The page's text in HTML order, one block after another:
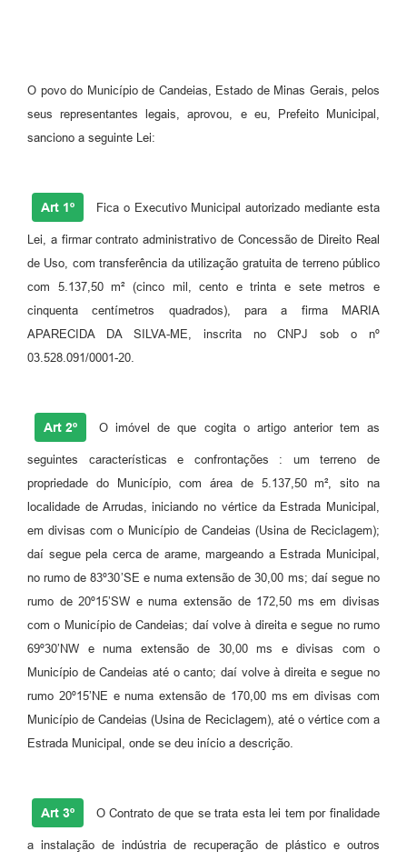
Canal da Ouvidoria
Prevican
Vigilância em Saúde
Creche Municipal
Plano Diretor
Farmácia Municipal
Contratos
Carta de Serviços
Editais
Legislação para Concurso
Sic
Transparência dos recursos municipais empregado no
combate à pandemia do COVID -19
Lei Aldir Blanc
Prestação de Contas Secretaria de Educação
O povo do Município de Candeias, Estado de Minas Gerais, pelos
seus representantes legais, aprovou, e eu, Prefeito Municipal,
sanciono a seguinte Lei:
Art 1º Fica o Executivo Municipal autorizado mediante esta
Lei, a firmar contrato administrativo de Concessão de Direito Real
de Uso, com transferência da utilização gratuita de terreno público
com 5.137,50 m² (cinco mil, cento e trinta e sete metros e
cinquenta centímetros quadrados), para a firma MARIA
APARECIDA DA SILVA-ME, inscrita no CNPJ sob o nº
03.528.091/0001-20.
Art 2º O imóvel de que cogita o artigo anterior tem as
seguintes características e confrontações : um terreno de
propriedade do Município, com área de 5.137,50 m², sito na
localidade de Arrudas, iniciando no vértice da Estrada Municipal,
em divisas com o Município de Candeias (Usina de Reciclagem);
daí segue pela cerca de arame, margeando a Estrada Municipal,
no rumo de 83º30’SE e numa extensão de 30,00 ms; daí segue no
rumo de 20º15’SW e numa extensão de 172,50 ms em divisas
com o Município de Candeias; daí volve à direita e segue no rumo
69º30’NW e numa extensão de 30,00 ms e divisas com o
Município de Candeias até o canto; daí volve à direita e segue no
rumo 20º15’NE e numa extensão de 170,00 ms em divisas com
Município de Candeias (Usina de Reciclagem), até o vértice com a
Estrada Municipal, onde se deu início a descrição.
Art 3º O Contrato de que se trata esta lei tem por finalidade
a instalação de indústria de recuperação de plástico e outros